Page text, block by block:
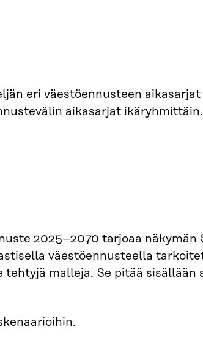
eri väestöennusteen
aikasarjat ikäryhmittäin.
2025–2070 tarjoaa näkymän
väestöennusteella
malleja. Se pitää sisällään